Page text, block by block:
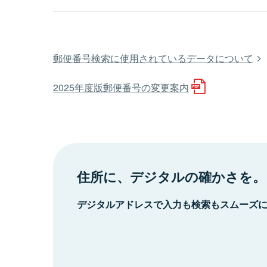
郵便番号検索に使用されているデータについて
2025年度版郵便番号の変更案内
住所に、デジタルの確かさを。
デジタルアドレスで入力も検索もスムーズ